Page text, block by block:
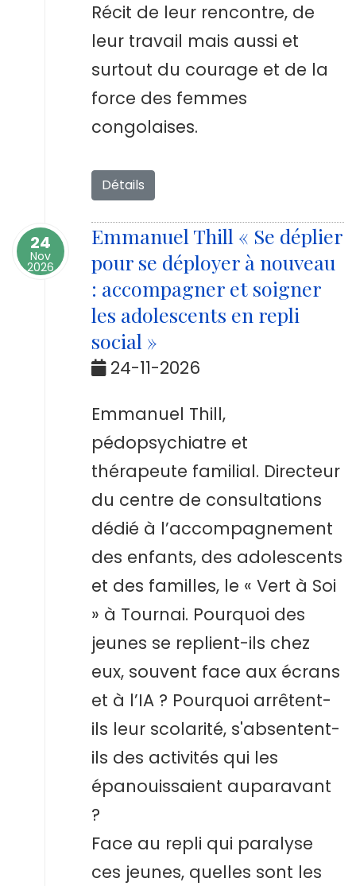
Récit de leur rencontre, de
leur travail mais aussi et
surtout du courage et de la
force des femmes
congolaises.
Détails
24
Nov
2026
Emmanuel Thill « Se déplier
pour se déployer à nouveau
: accompagner et soigner
les adolescents en repli
social »
24-11-2026
Emmanuel Thill,
pédopsychiatre et
thérapeute familial. Directeur
du centre de consultations
dédié à l’accompagnement
des enfants, des adolescents
et des familles, le « Vert à Soi
» à Tournai. Pourquoi des
jeunes se replient-ils chez
eux, souvent face aux écrans
et à l’IA ? Pourquoi arrêtent-
ils leur scolarité, s'absentent-
ils des activités qui les
épanouissaient auparavant
?
Face au repli qui paralyse
ces jeunes, quelles sont les